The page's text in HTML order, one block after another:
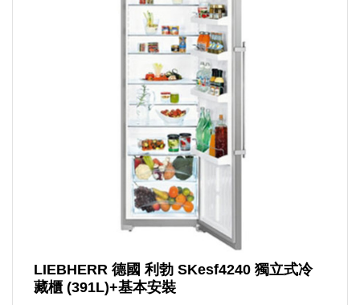
LIEBHERR 德國 利勃 SKesf4240 獨立式冷
藏櫃 (391L)+基本安裝